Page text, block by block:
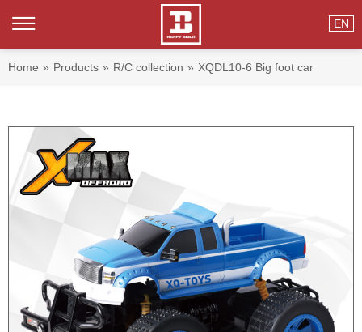
EN
Home » Products » R/C collection » XQDL10-6 Big foot car